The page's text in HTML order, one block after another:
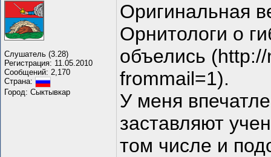
Слушатель (3.28)
Регистрация: 11.05.2010
Сообщений: 2,170
Страна:
Город: Сыктывкар
Оригинальная
Орнитологи о
объелись
frommail=1).
У меня
заставляют
том числе и